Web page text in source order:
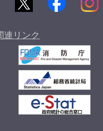
連リンク